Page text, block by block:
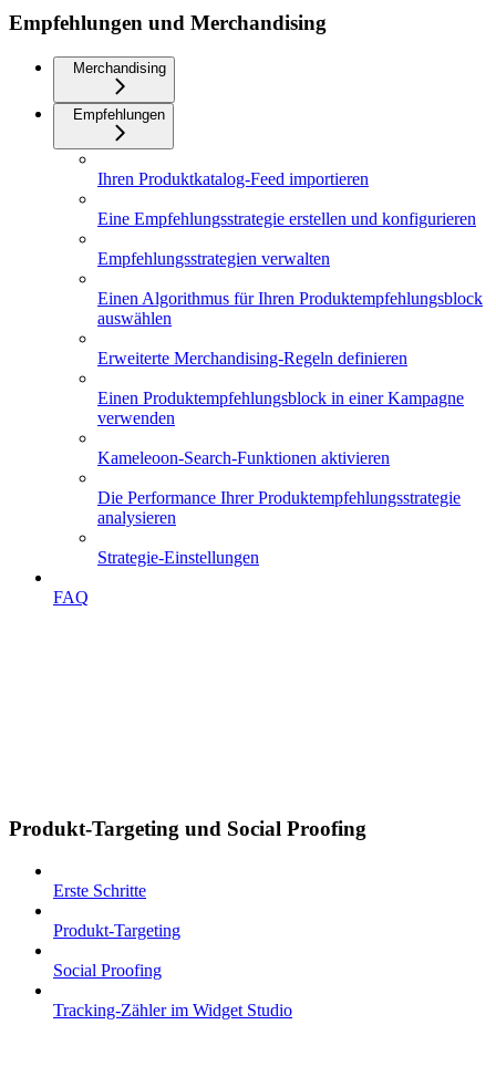
Empfehlungen und Merchandising
Merchandising
Empfehlungen
Ihren Produktkatalog-Feed importieren
Eine Empfehlungsstrategie erstellen und konfigurieren
Empfehlungsstrategien verwalten
Einen Algorithmus für Ihren Produktempfehlungsblock
auswählen
Erweiterte Merchandising-Regeln definieren
Einen Produktempfehlungsblock in einer Kampagne
verwenden
Kameleoon-Search-Funktionen aktivieren
Die Performance Ihrer Produktempfehlungsstrategie
analysieren
Strategie-Einstellungen
FAQ
Produkt-Targeting und Social Proofing
Erste Schritte
Produkt-Targeting
Social Proofing
Tracking-Zähler im Widget Studio